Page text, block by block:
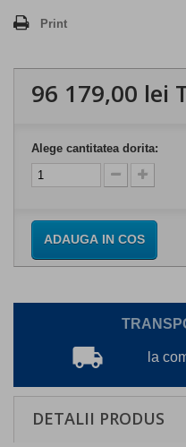
Print
96 179,00 lei
Alege cantitatea dorita:
ADAUGA IN COS
local_shipping la
DETALII PRODUS